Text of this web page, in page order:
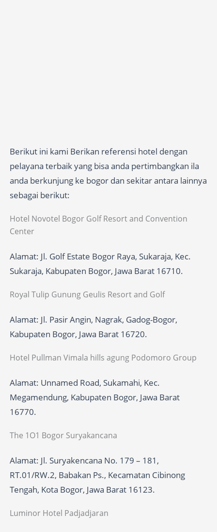
Berikut ini kami Berikan referensi hotel dengan
pelayana terbaik yang bisa anda pertimbangkan ila
anda berkunjung ke bogor dan sekitar antara lainnya
sebagai berikut:
Hotel Novotel Bogor Golf Resort and Convention
Center
Alamat: Jl. Golf Estate Bogor Raya, Sukaraja, Kec.
Sukaraja, Kabupaten Bogor, Jawa Barat 16710.
Royal Tulip Gunung Geulis Resort and Golf
Alamat: Jl. Pasir Angin, Nagrak, Gadog-Bogor,
Kabupaten Bogor, Jawa Barat 16720.
Hotel Pullman Vimala hills agung Podomoro Group
Alamat: Unnamed Road, Sukamahi, Kec.
Megamendung, Kabupaten Bogor, Jawa Barat
16770.
The 1O1 Bogor Suryakancana
Alamat: Jl. Suryakencana No. 179 – 181,
RT.01/RW.2, Babakan Ps., Kecamatan Cibinong
Tengah, Kota Bogor, Jawa Barat 16123.
Luminor Hotel Padjadjaran